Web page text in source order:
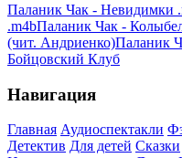
Паланик Чак - Невидимки
.m4bПаланик Чак -
(чит. Андриенко)Паланик
Бойцовский Клуб
Навигация
Главная Аудиоспектакли
Детектив Для детей Сказки